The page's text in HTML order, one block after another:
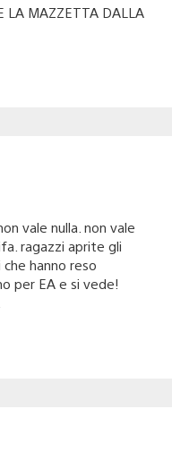
LA MAZZETTA DALLA
vale nulla. non vale
ragazzi aprite gli
hanno reso
per EA e si vede!